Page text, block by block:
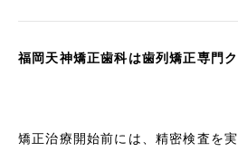
福岡天神矯正歯科は歯列矯正専門ク
矯正治療開始前には、精密検査を